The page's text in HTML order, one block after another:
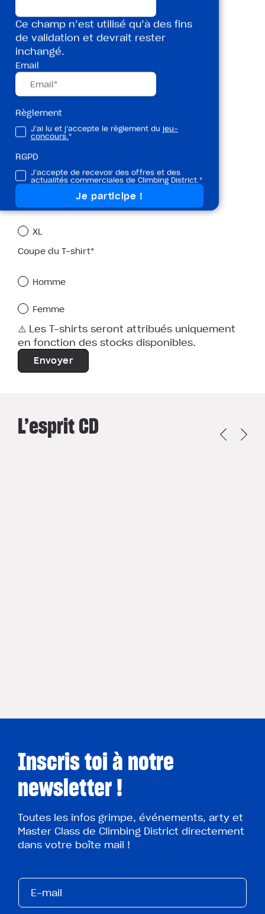
Bleu (moyen)
Rouge (difficile)
Noir (très difficile)
Violet (extrême)
Taille du T-shirt*
M
XL
Coupe du T-shirt*
Homme
Femme
⚠️ Les T-shirts seront attribués uniquement
en fonction des stocks disponibles.
L’esprit CD
Inscris toi à notre
newsletter !
Toutes les infos grimpe, événements, arty et
Master Class de Climbing District directement
dans votre boîte mail !
Ce champ n’est utilisé qu’à des fins
de validation et devrait rester
inchangé.
Email
Règlement
J’ai lu et j’accepte le règlement du jeu-
concours.*
RGPD
J’accepte de recevoir des offres et des
actualités commerciales de Climbing District.*